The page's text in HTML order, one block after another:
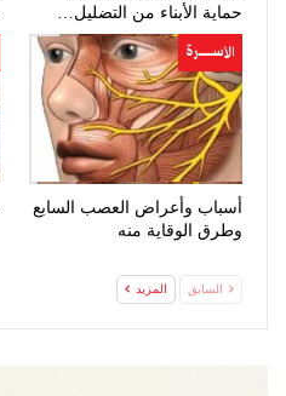
حماية الأبناء من التضليل…
الأســــــرة
أسباب وأعراض العصب السابع
وطرق الوقاية منه
السابق المزيد